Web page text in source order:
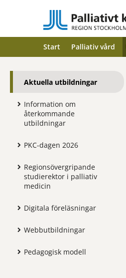
Start Palliativ vård
Aktuella utbildningar
Information om
återkommande
utbildningar
PKC-dagen 2026
Regionsövergripande
studierektor i palliativ
medicin
Digitala föreläsningar
Webbutbildningar
Pedagogisk modell